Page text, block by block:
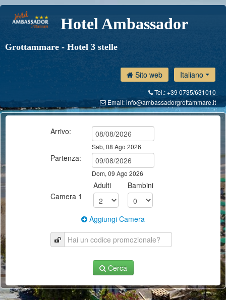
Hotel Ambassador
Grottammare - Hotel 3 stelle
Sito web Italiano
Tel.: +39 0735/631010
Email:info@ambassadorgrottammare.it
Arrivo:
Sab, 08 Ago 2026
Partenza:
Dom, 09 Ago 2026
Camera 1
Adulti Bambini
Aggiungi Camera
Cerca